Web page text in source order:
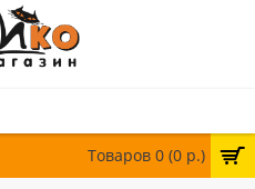
Товаров 0 (0 р.)